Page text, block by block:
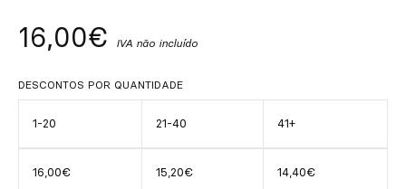
16,00€ IVA não incluído
DESCONTOS POR QUANTIDADE
1-20 21-40 41+
16,00€ 15,20€ 14,40€